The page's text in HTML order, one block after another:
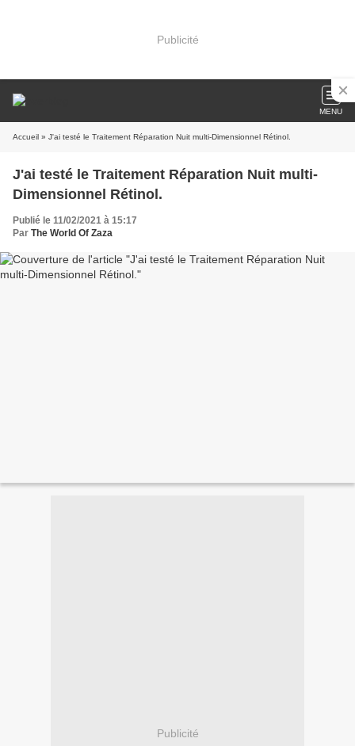
Publicité
MENU
Accueil » J'ai testé le Traitement Réparation Nuit multi-Dimensionnel Rétinol.
J'ai testé le Traitement Réparation Nuit multi-
Dimensionnel Rétinol.
Publié le 11/02/2021 à 15:17
Par The World Of Zaza
Publicité